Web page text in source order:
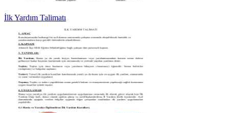
İlk Yardım Talimatı